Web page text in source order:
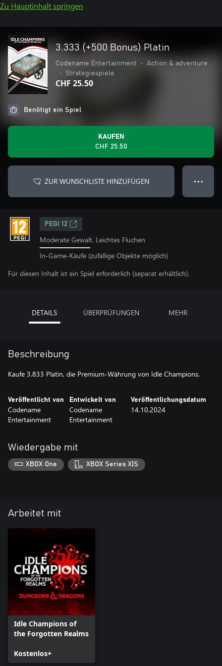
Zu Hauptinhalt springen
3.333 (+500 Bonus) Platin
Codename Entertainment •
Action & adventure
•
Strategiespiele
CHF 25.50
Benötigt ein Spiel
KAUFEN
CHF 25.50
ZUR WUNSCHLISTE HINZUFÜGEN ● ● ●
PEGI 12
Moderate Gewalt, Leichtes Fluchen
In-Game-Käufe (zufällige Objekte möglich)
Für diesen Inhalt ist ein Spiel erforderlich (separat erhältlich).
DETAILS ÜBERPRÜFUNGEN MEHR
Beschreibung
Kaufe 3.833 Platin, die Premium-Währung von Idle Champions.
Veröffentlicht von
Codename
Entertainment
Entwickelt von
Codename
Entertainment
Veröffentlichungsdatum
14.10.2024
Wiedergabe mit
XBOX One XBOX Series X|S
Arbeitet mit
Idle Champions of
the Forgotten Realms
Kostenlos+